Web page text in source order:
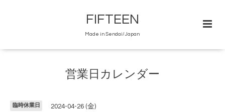
FIFTEEN
Made in Sendai/Japan
営業日カレンダー
臨時休業日 2024-04-26 (金)